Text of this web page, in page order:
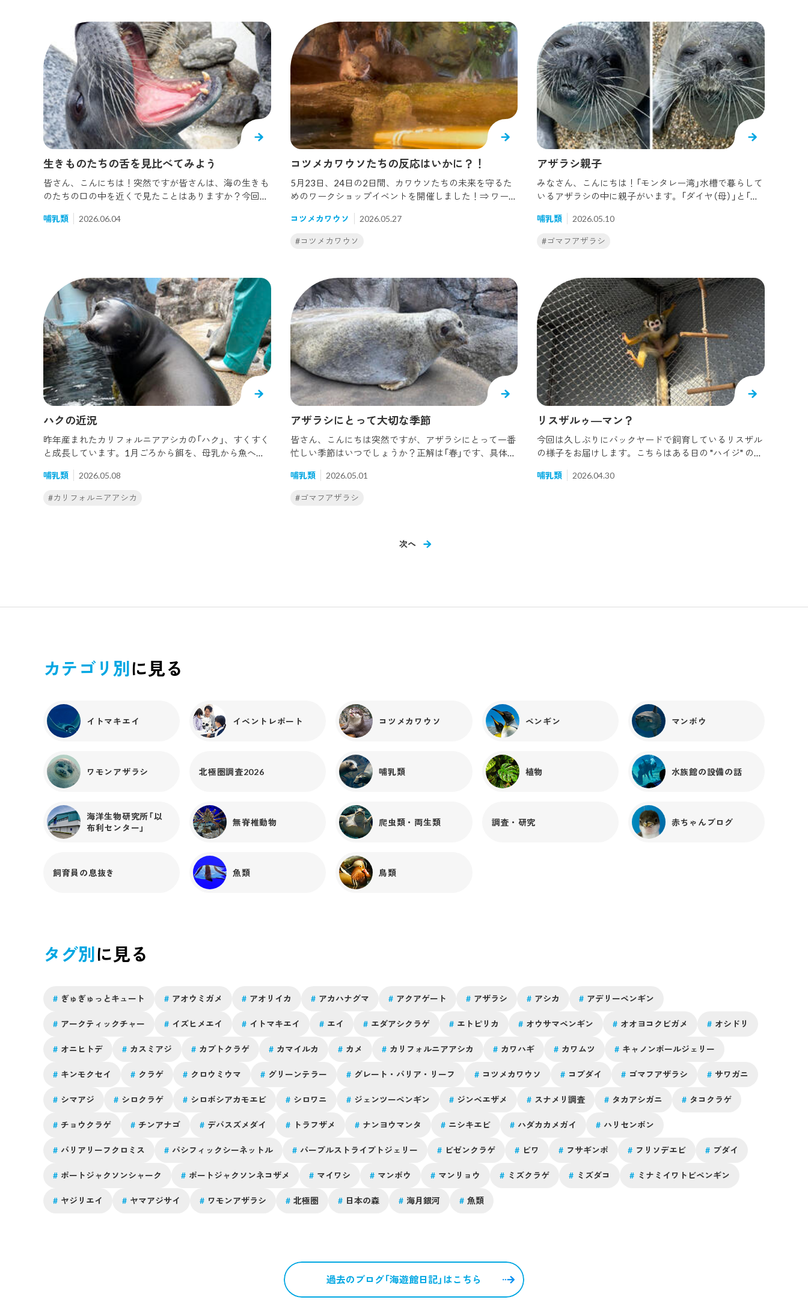
地味ですが、写真でご紹介します。やっている事は、と
ても地味ですが、ハクにとっては真剣そのものです。こ
れ以外にも数種類の事が出来るようになっていますが、
また後日にもこのブログで紹介していきますね。ハクは
誰に似たのか少し頭が硬い所があります。これだ！って
思うとそれしかやらない、猪突猛進タイプというか、ま
っすぐに進んでいくタイプだなと感じています。毎日飼
育員と色々な練習を行い、日々成長しているハク。これ
からもハクの生活が充実したものになるように色々な事
に挑戦していきますね。※海遊館では健康管理（体温測
定や採血）のトレーニング以外にも、動物が飽きないよ
うに様々なトレーニングを行っています。
いてるよーとアピールしましたが、残念ながら近づいて
くれることはありませんでした。なんかごめんと思う飼
育員でした。笑そしてそんな氷を作った飼育員ですが、
実はハクと誕生日が一緒なのです。昨年、自分の誕生日
にハクが産まれた時はとても感慨深く、海遊館で産まれ
て、元気に育ってくれて、本当にうれしく思います。母
親であるアスカにも感謝です。ちなみに氷の行方です
が... いつも通り、ゴマフアザラシのダイヤが一番に来て
楽しみ、そのあとは水中でみんなで楽しんでいました。
その際に、少しですがハクがやってきて遊んでいたので
ホッとしました。
生きものたちの舌を見比べてみよう
皆さん、こんにちは！突然ですが皆さんは、海の生きも
のたちの口の中を近くで見たことはありますか？今回
ていこうと思います！生きものたちとの違いが分かりや
むときのサポート3. 言葉や音を出す際の発音のサポート
4. 歯並びの維持大きくこの4つが挙げられ、舌という器
官は私たちになくてはならない重要な役割を持っていま
す！では、ここから本題に入っていきますね！今回はそ
れぞれの生きものたちの口の中の写真を撮影してきまし
た！その写真を見ながら、海の生きものたちの舌にはど
んな構造・役割を持つのか見ていきましょう！＜カマイ
ルカ＞まずはカマイルカです！カマイルカの口の中はこ
んな感じになっています！カマイルカの口は大きく、舌
も比例して大きく、分厚いのが特徴です！カマイルカな
どのハクジラ類は餌となる魚やイカを食べる際に、咀嚼
せず、丸呑みにする「吸引摂餌」という食べ方を持つ特徴
があります。ハクジラ類は魚を丸呑みする時、魚のヒレ
や棘が刺さらないように尾側ではなく頭側から飲み込む
ことがほとんどです。野生のイルカたちは生きている魚
を主に食べます。この時に必ず魚の頭以外を咥えた場合
を使って頭側から飲み込めるようにサポートしていると
はないので安心してください！！少し話が脱線してしま
ぶ役割があります。 歯はすべて真っ黒ですが、舌も所々
黒くなっているのが分かりますか？アシカたちの口が黒
なものではなく健康状態には問題ありません！！＜ゴマ
フアザラシ＞次の口の中の写真はゴマフアザラシになり
ます！アザラシの舌の特徴は喉元にかけて横幅が広く、
もイルカ・アシカと同じように魚を丸呑みで食べるの
で、喉の奥に魚を運ぶ役割が舌にはあります。次にこの
写真を見てください！これは正面から撮影した写真です
が、舌先がハートのような形になっています！生きもの
ごとに様々な違いや新しい発見があるため、我々飼育員
は生きものたちを観察することも日々の大切な作業にな
きものを見比べてみました。舌の形はそれぞれ少し違い
ますが、その役割は似ている点も多くあります！特に魚
を丸吞みにするとことに関しては3種類とも同じでした
すか？」と聞かれることがありますが、味蕾がほとんど
く魚を丸呑みしてしまうため、味はあまり分かっていな
ひ海遊館やお近くの水族館に足を運んでみてはいかがで
のお食事タイム」の時間があります！生きものたちの普
段は見られない口の中を見られるのはこの時間が一番で
す！皆様のご来館を生きものたちと共にお待ちしており
ます！ぜひ海遊館に遊びに来てくださいね！
哺乳類 2026.06.04
コツメカワウソたちの反応はいかに？！
5月23日、24日の2日間、カワウソたちの未来を守るた
めのワークショップイベントを開催しました！⇒ ワーク
く皆さんに手伝っていただいた素敵な「筏（いかだ）」と
「ステップ」を設置しました。さてさてカワウソの反応は
がやや少ないので、水槽の中に竹でつくった筏を浮かべ
て浅瀬をつくりだしています。とても気にいってくれて
いるようなので、今回、丈夫な竹風パイプをつかった
「筏」を皆様と一緒につくって交換することにしました。
朝、カワウソたちがまだ寝室にいる間に設置作業です。
心配していた浮力もばっちり！（ちょっと強いぐらい(;^
ω^)）寝室から出たコツメカワウソの「シイ」と「ブナ」、
まずは朝ごはん...と餌をたべていましたが、途中でいつ
もと違うことに気がつくと、餌をもらうのを忘れて一気
に警戒モードへ。上からいくのか水面からいくのか、シ
イがいくのかブナがいくのか。 しばらく警戒した後、残
りの餌を食べに戻り（そこは忘れません。笑）、お腹いっ
ぱいになったところでブナはスロープから、シイは水面
から探索再開です。まずは度胸のあるシイから筏に上
陸！ブナはシイが乗っているのをみると気になり上半身
を乗り出してみるものの乗る勇気は出ず、シイに促され
でも、翌日にはブナも新しい筏を堪能してくれました
りた時に脚に負担がかからないようにする健康管理の目
ト。 おもちゃ替わりの氷をプールに入れると、ポポはス
らもコツメカワウソたちの飼育環境を豊かにするために
日々工夫していきたいと思います。
コツメカワウソ 2026.05.27
#コツメカワウソ
アザラシ親子
みなさん、こんにちは！「モンタレー湾」水槽で暮らして
いるアザラシの中に親子がいます。「ダイヤ（母）」と「ラ
生え変わり）を終えると見分けがつきにくくなります。
この2頭は顔が似ているだけでなく表情まで似ている時
ヤです！2頭とも餌を待つ時にこの表情をします。他の
アザラシは餌を噛まずに丸呑みしますが、この2頭だけ
魚を少し噛んで食べる癖があり、根拠もなく "親子感" を
感じています。同じ種類のアザラシでも1頭1頭個性があ
ります。泳ぎ方の癖や休憩する場所、姿勢など、ふとし
た瞬間の個性を探してみてください！
哺乳類 2026.05.10
#ゴマフアザラシ
ハクの近況
昨年産まれたカリフォルニアアシカの「ハク」、すくすく
と成長しています。1月ごろから餌を、母乳から魚へと
フォルニアアシカの授乳期間は約1年。ハクが産まれた
のは昨年6月なので、それまでには人の手から餌の魚を
いる最中です。 アシカのお食事タイムの際、ハクは基本
的にお客様からはあまり見えない位置で餌を食べている
アザラシの近くをウロウロし始めるので、ぜひその様子
もご覧ください。
哺乳類 2026.05.08
#カリフォルニアアシカ
アザラシにとって大切な季節
皆さん、こんにちは突然ですが、アザラシにとって一番
忙しい季節はいつでしょうか？正解は「春」です、具体的
期、換毛期、出産期を迎えます。（妊娠期間は約1年のた
め）当館では2月中旬頃から交尾行動が見られ、餌そっち
換毛期には陸にいることも多く、給餌の時に落ちた毛と
ゴマフアザラシの特徴である「ゴマ模様」が見えていま
す。アザラシはこの「換毛期」が約１ヵ月続きます。「モ
ンタレー湾」水槽で暮らすゴマフアザラシたちは、現在
えています。アザラシたちにとってとても大切な繁殖期
と換毛期についてみなさまに少しでも知っていただけた
ら嬉しいです。もし海遊館に来られた際には、水中で泳
哺乳類 2026.05.01
#ゴマフアザラシ
リスザルゥ―マン？
今回は久しぶりにバックヤードで飼育しているリスザル
の様子をお届けします。こちらはある日の "ハイジ" の様
ロ出しでこちらを見てきました。「君は〇パイダーマン
哺乳類 2026.04.30
次へ
カテゴリ別 に見る
イトマキエイ イベントレポート コツメカワウソ ペンギン マンボウ
ワモンアザラシ 北極圏調査2026 哺乳類 植物 水族館の設備の話
海洋生物研究所「以
布利センター」
無脊椎動物 爬虫類・両生類 調査・研究 赤ちゃんブログ
飼育員の息抜き 魚類 鳥類
タグ別 に見る
# ぎゅぎゅっとキュート # アオウミガメ # アオリイカ # アカハナグマ # アクアゲート # アザラシ # アシカ # アデリーペンギン
# アークティックチャー # イズヒメエイ # イトマキエイ # エイ # エダアシクラゲ # エトピリカ # オウサマペンギン # オオヨコクビガメ # オシドリ
# オニヒトデ # カスミアジ # カブトクラゲ # カマイルカ # カメ # カリフォルニアアシカ # カワハギ # カワムツ # キャノンボールジェリー
# キンモクセイ # クラゲ # クロウミウマ # グリーンテラー # グレート・バリア・リーフ # コツメカワウソ # コブダイ # ゴマフアザラシ # サワガニ
# シマアジ # シロクラゲ # シロボシアカモエビ # シロワニ # ジェンツーペンギン # ジンベエザメ # スナメリ調査 # タカアシガニ # タコクラゲ
# チョウクラゲ # チンアナゴ # デバスズメダイ # トラフザメ # ナンヨウマンタ # ニシキエビ # ハダカカメガイ # ハリセンボン
# バリアリーフクロミス # パシフィックシーネットル # パープルストライプトジェリー # ビゼンクラゲ # ビワ # フサギンポ # フリソデエビ # ブダイ
# ポートジャクソンシャーク # ポートジャクソンネコザメ # マイワシ # マンボウ # マンリョウ # ミズクラゲ # ミズダコ # ミナミイワトビペンギン
# ヤジリエイ # ヤマアジサイ # ワモンアザラシ # 北極圏 # 日本の森 # 海月銀河 # 魚類
過去のブログ「海遊館日記」はこちら